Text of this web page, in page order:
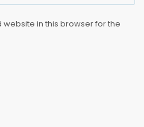
in this browser for the